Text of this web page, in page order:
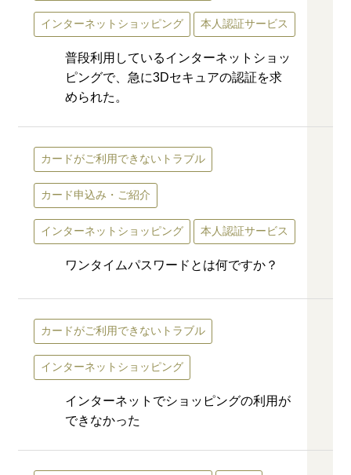
インターネットショッピング 本人認証サービス
普段利用しているインターネットショッ
ピングで、急に3Dセキュアの認証を求
められた。
カードがご利用できないトラブル
カード申込み・ご紹介
インターネットショッピング 本人認証サービス
ワンタイムパスワードとは何ですか？
カードがご利用できないトラブル
インターネットショッピング
インターネットでショッピングの利用が
できなかった